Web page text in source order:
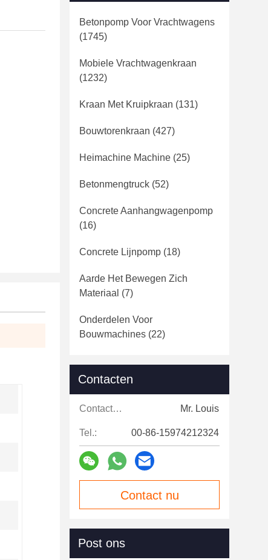
Betonpomp Voor Vrachtwagens
(1745)
Mobiele Vrachtwagenkraan
(1232)
Kraan Met Kruipkraan (131)
Bouwtorenkraan (427)
Heimachine Machine (25)
Betonmengtruck (52)
Concrete Aanhangwagenpomp
(16)
Concrete Lijnpomp (18)
Aarde Het Bewegen Zich
Materiaal (7)
Onderdelen Voor
Bouwmachines (22)
Contacten
Contacten: Mr. Louis
Tel.: 00-86-15974212324
Contact nu
Post ons